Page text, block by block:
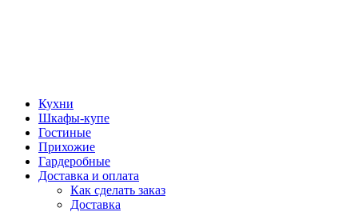
Кухни
Шкафы-купе
Гостиные
Прихожие
Гардеробные
Доставка и оплата
Как сделать заказ
Доставка